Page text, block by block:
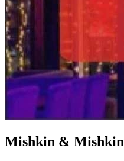
Mishkin & Mishkin